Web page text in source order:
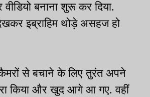
बनाना शुरू कर दिया.
इब्राहिम थोड़े असहज हो
से बचाने के लिए तुरंत अपने
किया और खुद आगे आ गए. वहीं